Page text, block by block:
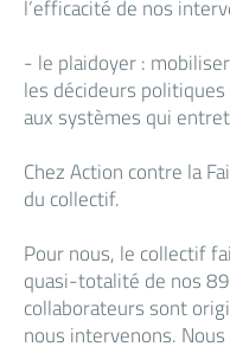
l’efficacité de nos
- le plaidoyer :
les décideurs
aux systèmes qui
Chez Action contre la
du collectif.
Pour nous, le collectif
quasi-totalité de nos
collaborateurs sont
nous intervenons.